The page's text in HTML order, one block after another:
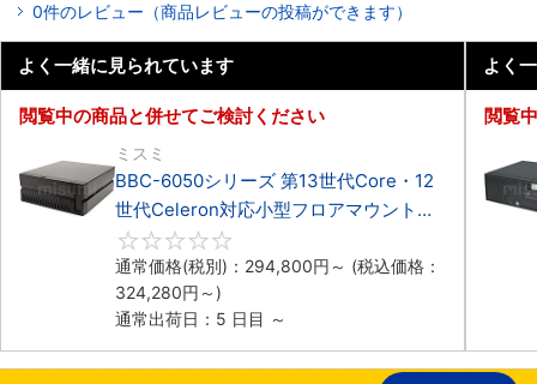
0件のレビュー（商品レビューの投稿ができます）
よく一緒に見られています
閲覧中の商品と併せてご検討ください
ミスミ
BBC-6050シリーズ 第13世代Core・12
世代Celeron対応小型フロアマウント
3PCIe
通常価格(税別)： 294,800円 ～ (税込価格：
324,280円 ～)
通常出荷日：5 日目 ～
よく
閲覧